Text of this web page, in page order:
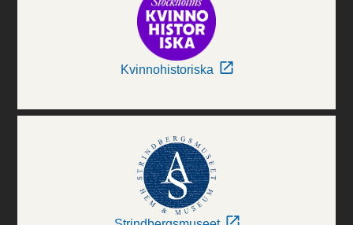
Kvinnohistoriska